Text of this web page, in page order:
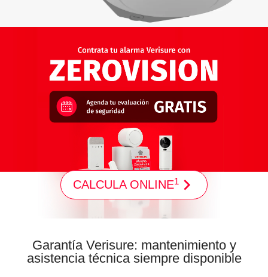
CALCULA ONLINE1
Garantía Verisure: mantenimiento y
asistencia técnica siempre disponible